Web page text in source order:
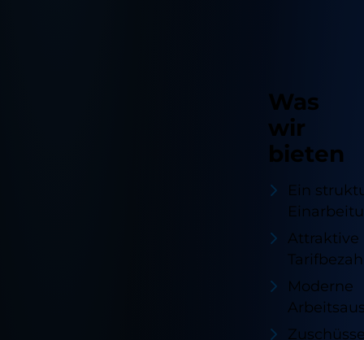
Was
wir
bieten
Ein
Attraktive
Moderne